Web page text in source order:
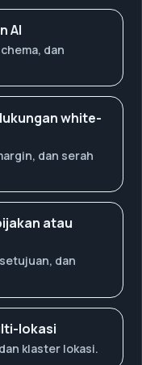
AI
dan
white-
dan serah
atau
dan
lokasi
klaster lokasi.